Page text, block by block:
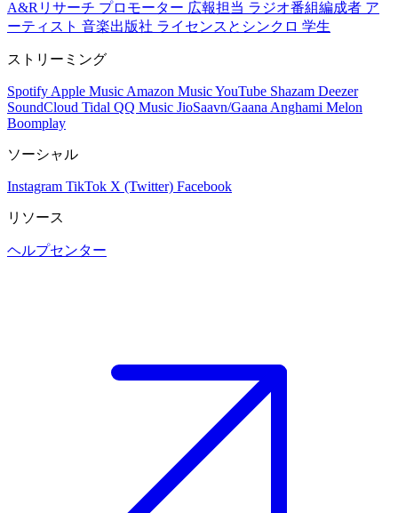
A&Rリサーチ プロモーター 広報担当 ラジオ番組編成者 ア
ーティスト 音楽出版社 ライセンスとシンクロ 学生
ストリーミング
Spotify Apple Music Amazon MusicYouTube Shazam Deezer
SoundCloud Tidal QQ Music JioSaavn/Gaana Anghami Melon
Boomplay
ソーシャル
Instagram TikTok X (Twitter) Facebook
リソース
ヘルプセンター